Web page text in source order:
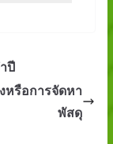
ปี
หรือการจัดหา
พัสดุ